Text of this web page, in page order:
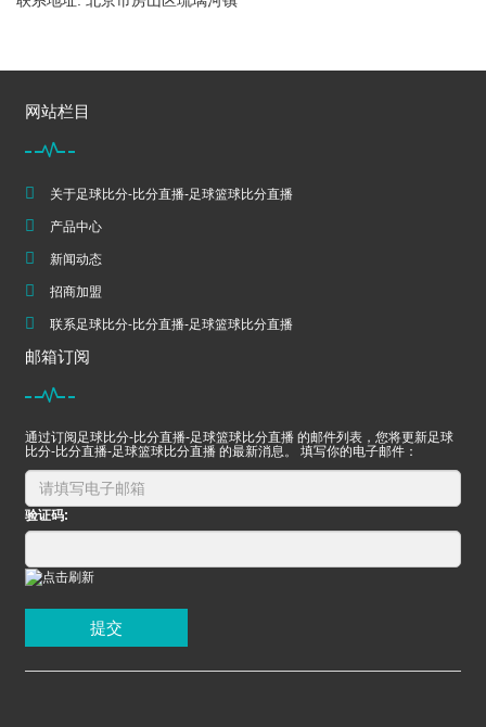
网站栏目
关于足球比分-比分直播-足球篮球比分直播
产品中心
新闻动态
招商加盟
联系足球比分-比分直播-足球篮球比分直播
邮箱订阅
通过订阅足球比分-比分直播-足球篮球比分直播 的邮件列表，您将更新足球
比分-比分直播-足球篮球比分直播 的最新消息。 填写你的电子邮件：
验证码:
提交